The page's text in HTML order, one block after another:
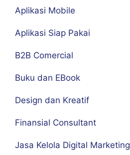
Aplikasi Mobile
Aplikasi Siap Pakai
B2B Comercial
Buku dan EBook
Design dan Kreatif
Finansial Consultant
Jasa Kelola Digital Marketing